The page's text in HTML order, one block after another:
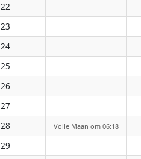
22
23
24
25
26
27
28
Volle Maan om 06:18
29